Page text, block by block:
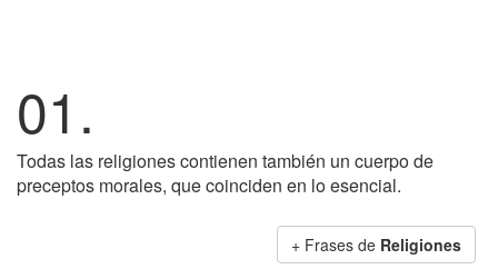
01.
Todas las religiones contienen también un cuerpo de
preceptos morales, que coinciden en lo esencial.
+ Frases de Religiones